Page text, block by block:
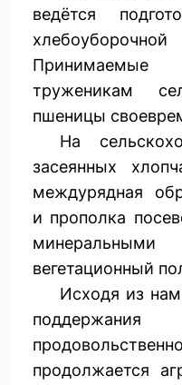
ведётся
труженикам
пшеницы
На
засеянных
междурядная
и прополка
вегетационный
Исходя из
продолжается